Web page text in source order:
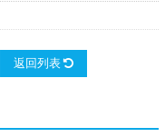
返回列表